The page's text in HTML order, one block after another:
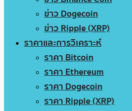
ข่าว Dogecoin
ข่าว Ripple (XRP)
ราคาและการวิเคราะห์
ราคา Bitcoin
ราคา Ethereum
ราคา Dogecoin
ราคา Ripple (XRP)